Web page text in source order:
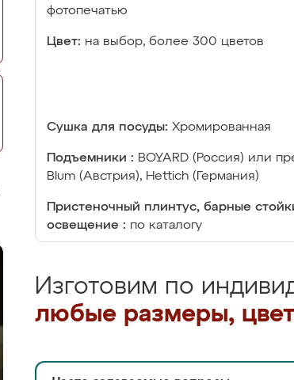
фотопечатью
Цвет: на выбор, более 300 цветов
Сушка для посуды: Хромированная
Подъемники : BOYARD (Россия) или
Blum (Австрия), Hettich (Германия)
Пристеночный плинтус, барные
освещение : по каталогу
Изготовим по
любые размеры,